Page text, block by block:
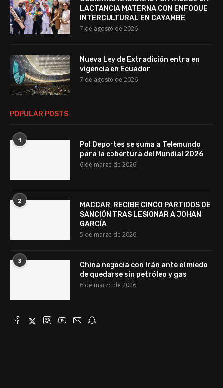
LACTANCIA MATERNA CON ENFOQUE
INTERCULTURAL EN CAYAMBE
7 de agosto de 2026
Nueva Ley de Extradición entra en
vigencia en Ecuador
7 de agosto de 2026
POPULAR POSTS
1
Pol Deportes se suma a Telemundo
para la cobertura del Mundial 2026
6 de marzo de 2026
2
MACCARI RECIBE CINCO PARTIDOS DE
SANCIÓN TRAS LESIONAR A JOHAN
GARCÍA
5 de marzo de 2026
3
China negocia con Irán ante el miedo
de quedarse sin petróleo y gas
6 de marzo de 2026